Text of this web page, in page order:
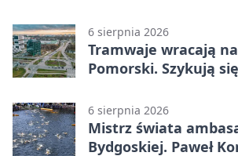
6 sierpnia 2026
Tramwaje wracają
Pomorski. Szykują
6 sierpnia 2026
Mistrz świata
Bydgoskiej. Paweł